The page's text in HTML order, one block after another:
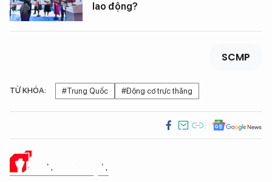
lao động?
SCMP
TỪ KHÓA: #Trung Quốc #Động cơ trực thăng
Ý KIẾN CỦA BẠN